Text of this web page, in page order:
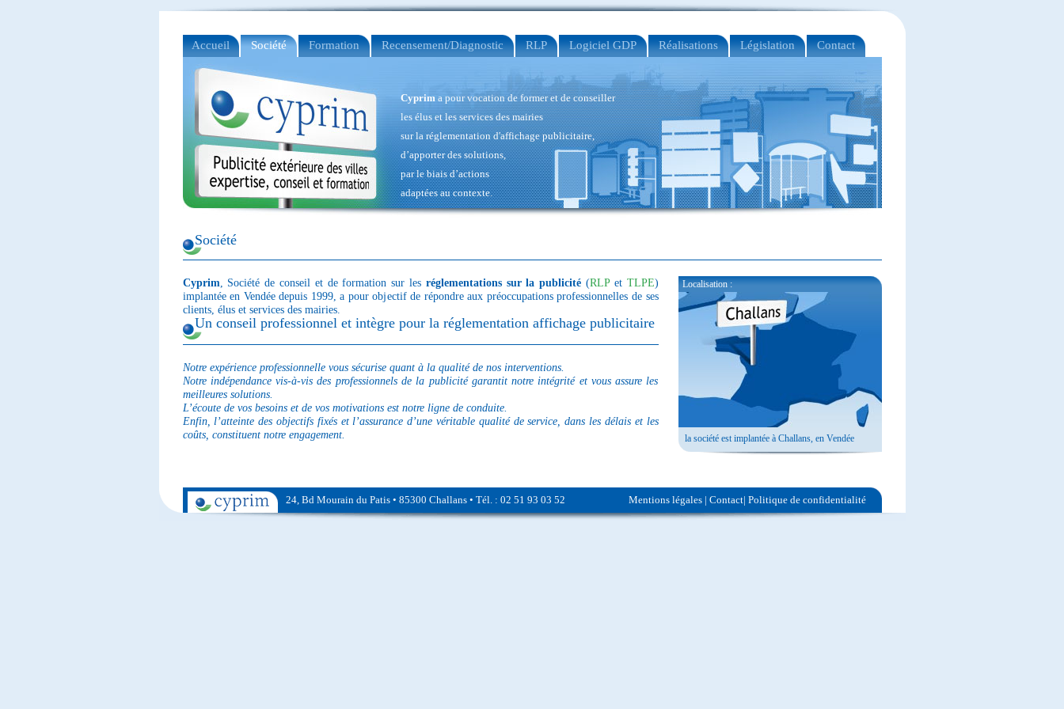
Accueil Société Formation Recensement/Diagnostic RLP Logiciel GDP Réalisations Législation Contact
Cyprima pour vocation de former et de conseiller
les élus et les services des mairies
sur la réglementation d'affichage publicitaire,
d’apporter des solutions,
par le biais d’actions
adaptées au contexte.
Société
Cyprim, Société de conseil et de formation sur les réglementations sur la publicité (RLPet TLPE)
implantée en Vendée depuis 1999, a pour objectif de répondre aux préoccupations professionnelles de ses
clients, élus et services des mairies.
Un conseil professionnel et intègre pour la réglementation affichage publicitaire
Notre expérience professionnelle vous sécurise quant à la qualité de nos interventions.
Notre indépendance vis-à-vis des professionnels de la publicité garantit notre intégrité et vous assure les
meilleures solutions.
L’écoute de vos besoins et de vos motivations est notre ligne de conduite.
Enfin, l’atteinte des objectifs fixés et l’assurance d’une véritable qualité de service, dans les délais et les
coûts, constituent notre engagement.
Localisation :
la société est implantée à Challans, en Vendée
24, Bd Mourain du Patis • 85300 Challans • Tél. : 02 51 93 03 52 Mentions légales| Contact| Politique de confidentialité